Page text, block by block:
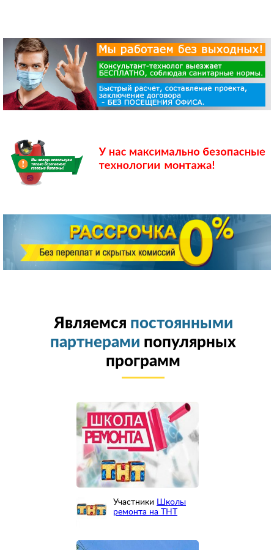
Являемся постоянными
партнерами популярных
программ
Участники Школы
ремонта на ТНТ